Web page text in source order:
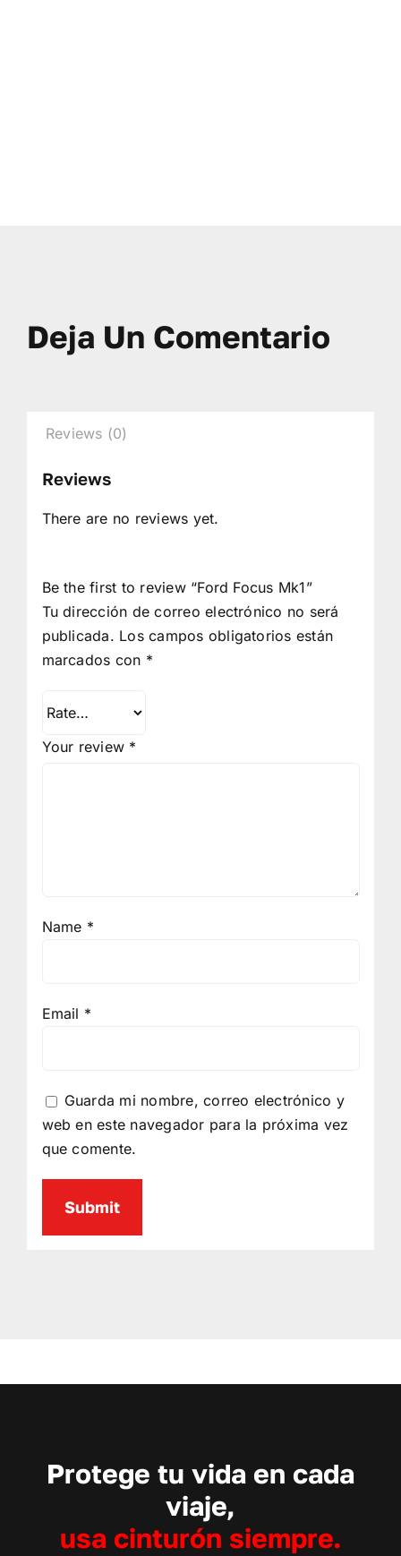
Deja Un Comentario
Reviews (0)
Reviews
There are no reviews yet.
Be the first to review “Ford Focus Mk1”
Tu dirección de correo electrónico no será
publicada. Los campos obligatorios están
marcados con *
Your review *
Name *
Email *
Guarda mi nombre, correo electrónico y
web en este navegador para la próxima vez
que comente.
Protege tu vida en cada
viaje,
usa cinturón siempre.